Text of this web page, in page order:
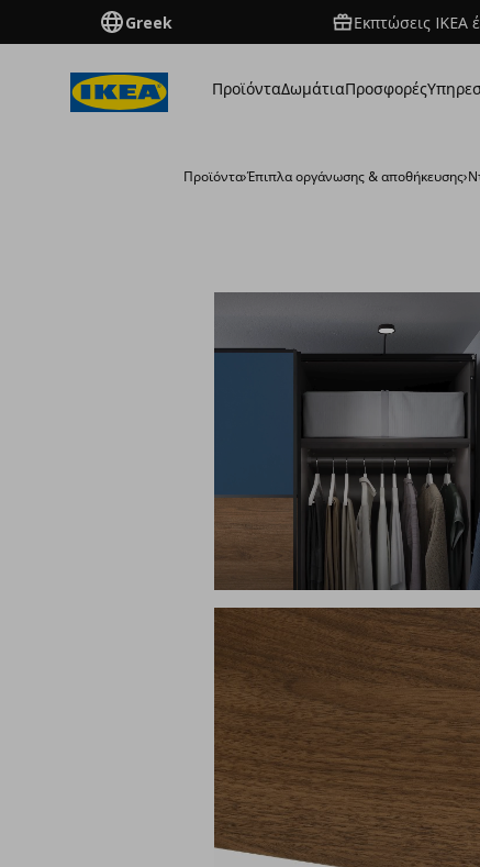
Greek Εκπτώσεις IKEA
ΠροϊόνταΔωμάτιαΠροσφορές
Προϊόντα›Έπιπλα οργάνωσης & αποθήκευσης›